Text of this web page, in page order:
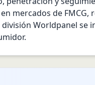
mercados de
Worldpanel